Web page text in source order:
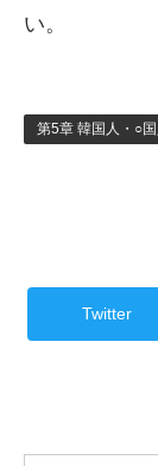
い。
第5章 韓国人・○国
Twitter